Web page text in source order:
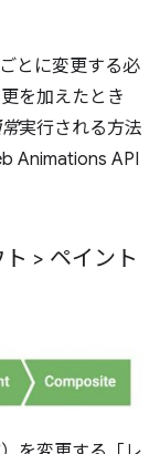
とに変更する必
を加えたとき
実行される方法
Animations API
> ペイント